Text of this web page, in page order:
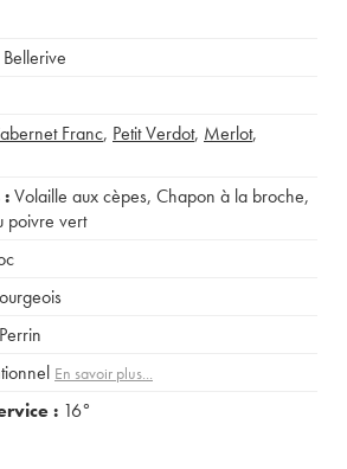
Franc, Petit Verdot, Merlot,
:Volaille aux cèpes, Chapon à la broche,
poivre vert
En savoir plus...
: 16°